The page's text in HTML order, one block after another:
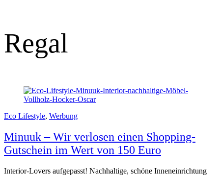
Regal
Eco Lifestyle, Werbung
Minuuk – Wir verlosen einen Shopping-
Gutschein im Wert von 150 Euro
Interior-Lovers aufgepasst! Nachhaltige, schöne Inneneinrichtung